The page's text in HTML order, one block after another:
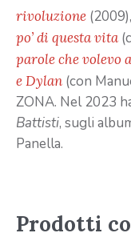
rivoluzione (2009),
po’ di questa vita
parole che volevo
e Dylan (con
ZONA. Nel 2023
Battisti, sugli
Panella.
Prodotti